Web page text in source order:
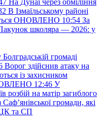
На Дунаї через обміління
В Ізмаїльському районі
ОНОВЛЕНО 10:54 За
школяра — 2026: у
громаді
Ворог здійснив атаку на
із захисником
12:46 У
розбій на матір загиблого
громади, які
та СП